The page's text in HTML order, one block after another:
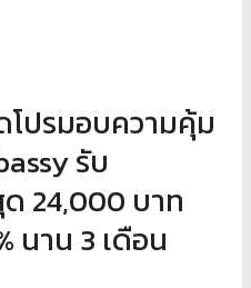
ปรมอบความคุ้ม
รับ
24,000 บาท
นาน 3 เดือน